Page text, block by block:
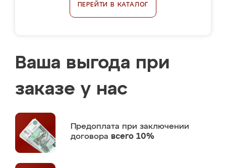
ПЕРЕЙТИ В КАТАЛОГ
Ваша выгода при
заказе у нас
Предоплата при заключении
договора всего 10%